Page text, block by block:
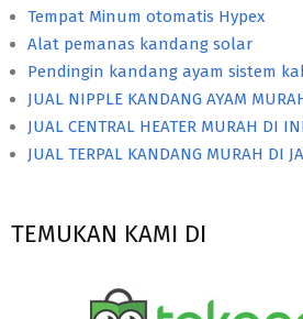
Tempat Minum otomatis Hypex
Alat pemanas kandang solar
Pendingin kandang ayam sistem
JUAL NIPPLE KANDANG AYAM
JUAL CENTRAL HEATER MURAH DI
JUAL TERPAL KANDANG MURAH DI
TEMUKAN KAMI DI